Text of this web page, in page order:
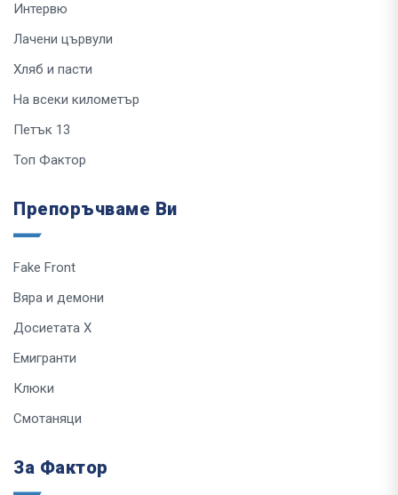
Интервю
Лачени цървули
Хляб и пасти
На всеки километър
Петък 13
Топ Фактор
Препоръчваме Ви
Fake Front
Вяра и демони
Досиетата Х
Емигранти
Клюки
Смотаняци
За Фактор